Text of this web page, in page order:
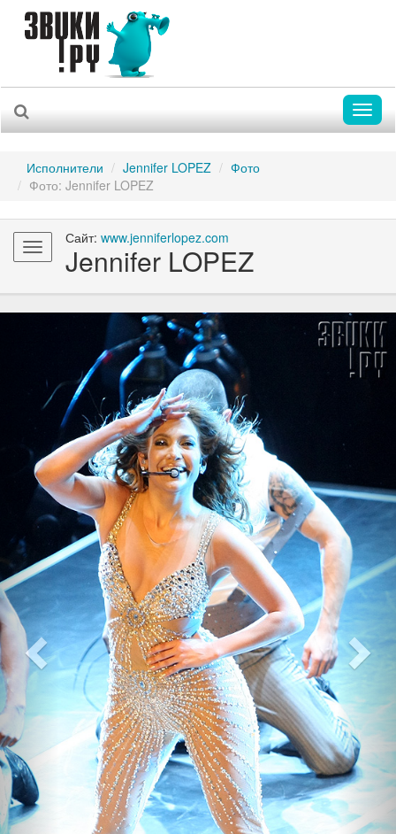
Исполнители Jennifer LOPEZ
Фото
Фото: Jennifer LOPEZ
Toggle
navigation
Сайт: www.jenniferlopez.com
Jennifer LOPEZ
Previous